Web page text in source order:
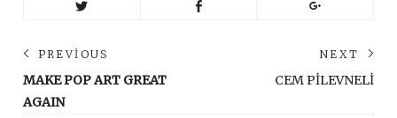
Yazı
gezinmesi
PREVIOUS
Previous
post:
MAKE POP ART GREAT
AGAIN
NEXT
CEM PİLEVNELİ